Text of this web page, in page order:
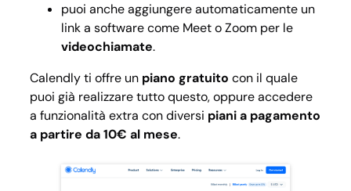
puoi anche aggiungere automaticamente un
link a software come Meet o Zoom per le
videochiamate.
Calendly ti offre un piano gratuito con il quale
puoi già realizzare tutto questo, oppure accedere
a funzionalità extra con diversi piani a pagamento
a partire da 10€ al mese.